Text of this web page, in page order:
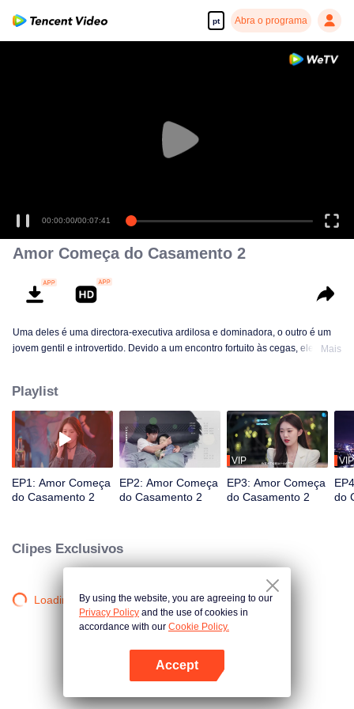
pt Abra o programa
Abra o programa
00:00:00/00:07:41
Amor Começa do Casamento 2
Uma deles é uma directora-executiva ardilosa e dominadora, o outro é um
jovem gentil e introvertido. Devido a um encontro fortuito às cegas, eles
Mais
Playlist
EP1: Amor Começa
do Casamento 2
EP2: Amor Começa
do Casamento 2
VIP
EP3: Amor Começa
do Casamento 2
VIP
do
Clipes Exclusivos
Loading…By using the website, you are agreeing to our
Privacy Policy and the use of cookies in
accordance with our Cookie Policy.
Accept